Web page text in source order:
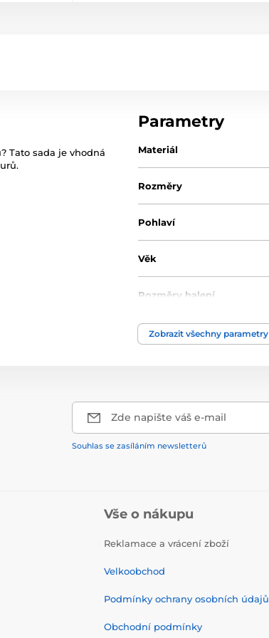
Tato sada je vhodná
Parametry
Materiál
Rozměry
Pohlaví
Věk
Rozměry balení
Zobrazit všechny parametry
Zde napište váš e-mail
Souhlas se zasíláním newsletterů
Vše o nákupu
Reklamace a vrácení zboží
Velkoobchod
Podmínky ochrany osobních údajů
Obchodní podmínky